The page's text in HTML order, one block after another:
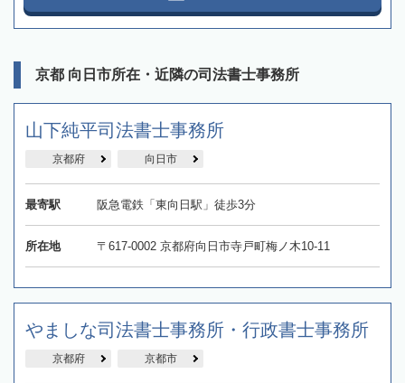
京都 向日市所在・近隣の司法書士事務所
山下純平司法書士事務所
京都府 向日市
最寄駅 阪急電鉄「東向日駅」徒歩3分
所在地 〒617-0002 京都府向日市寺戸町梅ノ木10-11
やましな司法書士事務所・行政書士事務所
京都府 京都市